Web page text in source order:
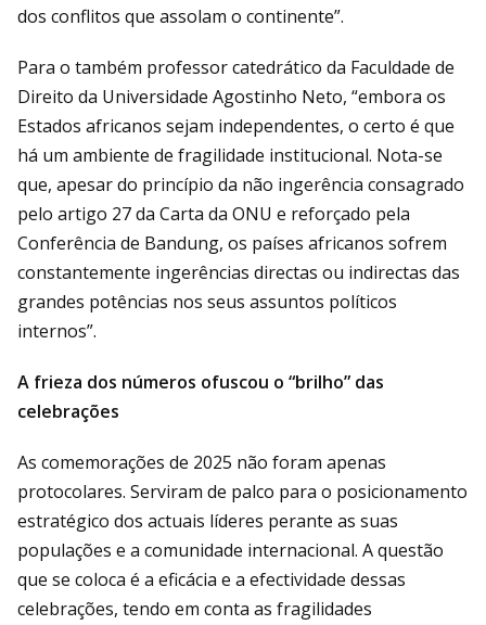
dos conflitos que assolam o continente”.
Para o também professor catedrático da Faculdade de
Direito da Universidade Agostinho Neto, “embora os
Estados africanos sejam independentes, o certo é que
há um ambiente de fragilidade institucional. Nota-se
que, apesar do princípio da não ingerência consagrado
pelo artigo 27 da Carta da ONU e reforçado pela
Conferência de Bandung, os países africanos sofrem
constantemente ingerências directas ou indirectas das
grandes potências nos seus assuntos políticos
internos”.
A frieza dos números ofuscou o “brilho” das
celebrações
As comemorações de 2025 não foram apenas
protocolares. Serviram de palco para o posicionamento
estratégico dos actuais líderes perante as suas
populações e a comunidade internacional. A questão
que se coloca é a eficácia e a efectividade dessas
celebrações, tendo em conta as fragilidades